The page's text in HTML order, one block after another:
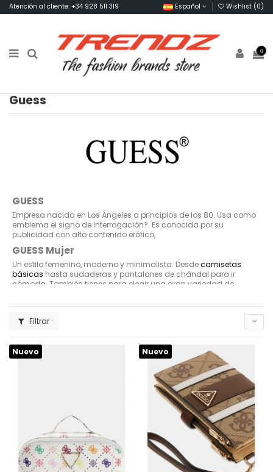
Atención al cliente: +34 928 511 319 Español Wishlist (0)
0
Guess
GUESS
Empresa nacida en Los Ángeles a principios de los 80. Usa como
emblema el signo de interrogación?. Es conocida por su
publicidad con alto contenido erótico,
GUESS Mujer
Un estilo femenino, moderno y minimalista. Desdecamisetas
básicas hasta sudaderas y pantalones de chándal para ir
cómoda. También tienes para elegir una gran variedad de
GUESS para hombre
Tendencias de moda europea y nuevas corrientes del estilo
estadounidense. Triunfa la famosa camiseta básica de la marca
en varios colores con el logo del triángulo invertido y el signo de
interrogación, y los pantalones vaqueros. Si quieres un total outfit
de Guess, mucha atención a sus nuevos zapatos y deportivas,
Zapatillas GUESS
Puedes elegir lasGuess zapatilla Runner Samsin , lasGuess
zapatilla Moxea o bien cualquiera de nuestro calzado Guess
Accesorios de GUESS
Filtrar
Nuevo Nuevo